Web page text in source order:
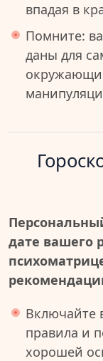
впадая в
Помните:
даны для
дате вашего
Включайте
правила и
хорошей